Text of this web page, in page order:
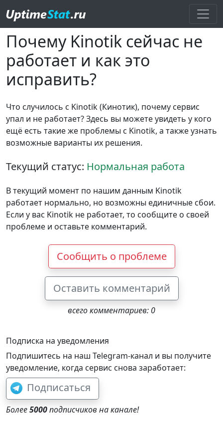
Почему Kinotik сейчас не
работает и как это
исправить?
Что случилось с Kinotik (Кинотик), почему сервис
упал и не работает? Здесь вы можете увидеть у кого
ещё есть такие же проблемы с Kinotik, а также узнать
возможные варианты их решения.
Текущий статус: Нормальная работа
В текущий момент по нашим данным Kinotik
работает нормально, но возможны единичные сбои.
Если у вас Kinotik не работает, то сообщите о своей
проблеме и оставьте комментарий.
Сообщить о проблеме
Оставить комментарий
всего комментариев: 0
Подписка на уведомления
Подпишитесь на наш Telegram-канал и вы получите
уведомление, когда сервис снова заработает:
Подписаться
Более5000подписчиков на канале!